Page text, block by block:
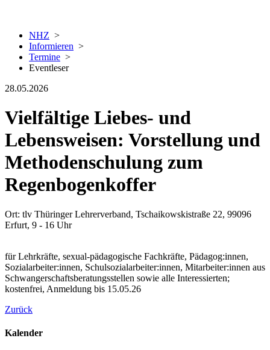
NHZ >
Informieren >
Termine >
Eventleser
28.05.2026
Vielfältige Liebes- und
Lebensweisen: Vorstellung und
Methodenschulung zum
Regenbogenkoffer
Ort: tlv Thüringer Lehrerverband, Tschaikowskistraße 22, 99096
Erfurt, 9 - 16 Uhr
für Lehrkräfte, sexual-pädagogische Fachkräfte, Pädagog:innen,
Sozialarbeiter:innen, Schulsozialarbeiter:innen, Mitarbeiter:innen aus
Schwangerschaftsberatungsstellen sowie alle Interessierten;
kostenfrei, Anmeldung bis 15.05.26
Zurück
Kalender